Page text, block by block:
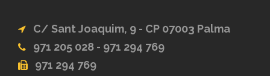
C/ Sant Joaquim, 9 - CP 07003 Palma
971 205 028 - 971 294 769
971 294 769